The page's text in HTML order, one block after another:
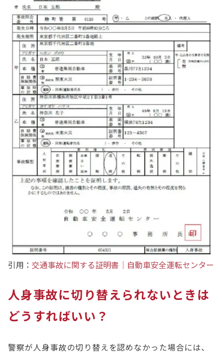
引用： 交通事故に関する証明書│自動車安全運転センター
人身事故に切り替えられないときは
どうすればいい？
警察が人身事故の切り替えを認めなかった場合には、